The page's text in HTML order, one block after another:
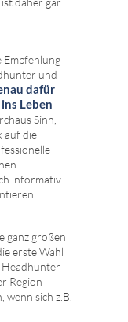
Empfehlung
und
dafür
Leben
Sinn,
auf die
informativ
ganz großen
erste Wahl
Headhunter
Region
sich z.B.